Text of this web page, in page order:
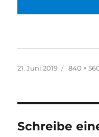
Veröffentlicht
21. Juni 2019
Volle
840 ×
Schreibe